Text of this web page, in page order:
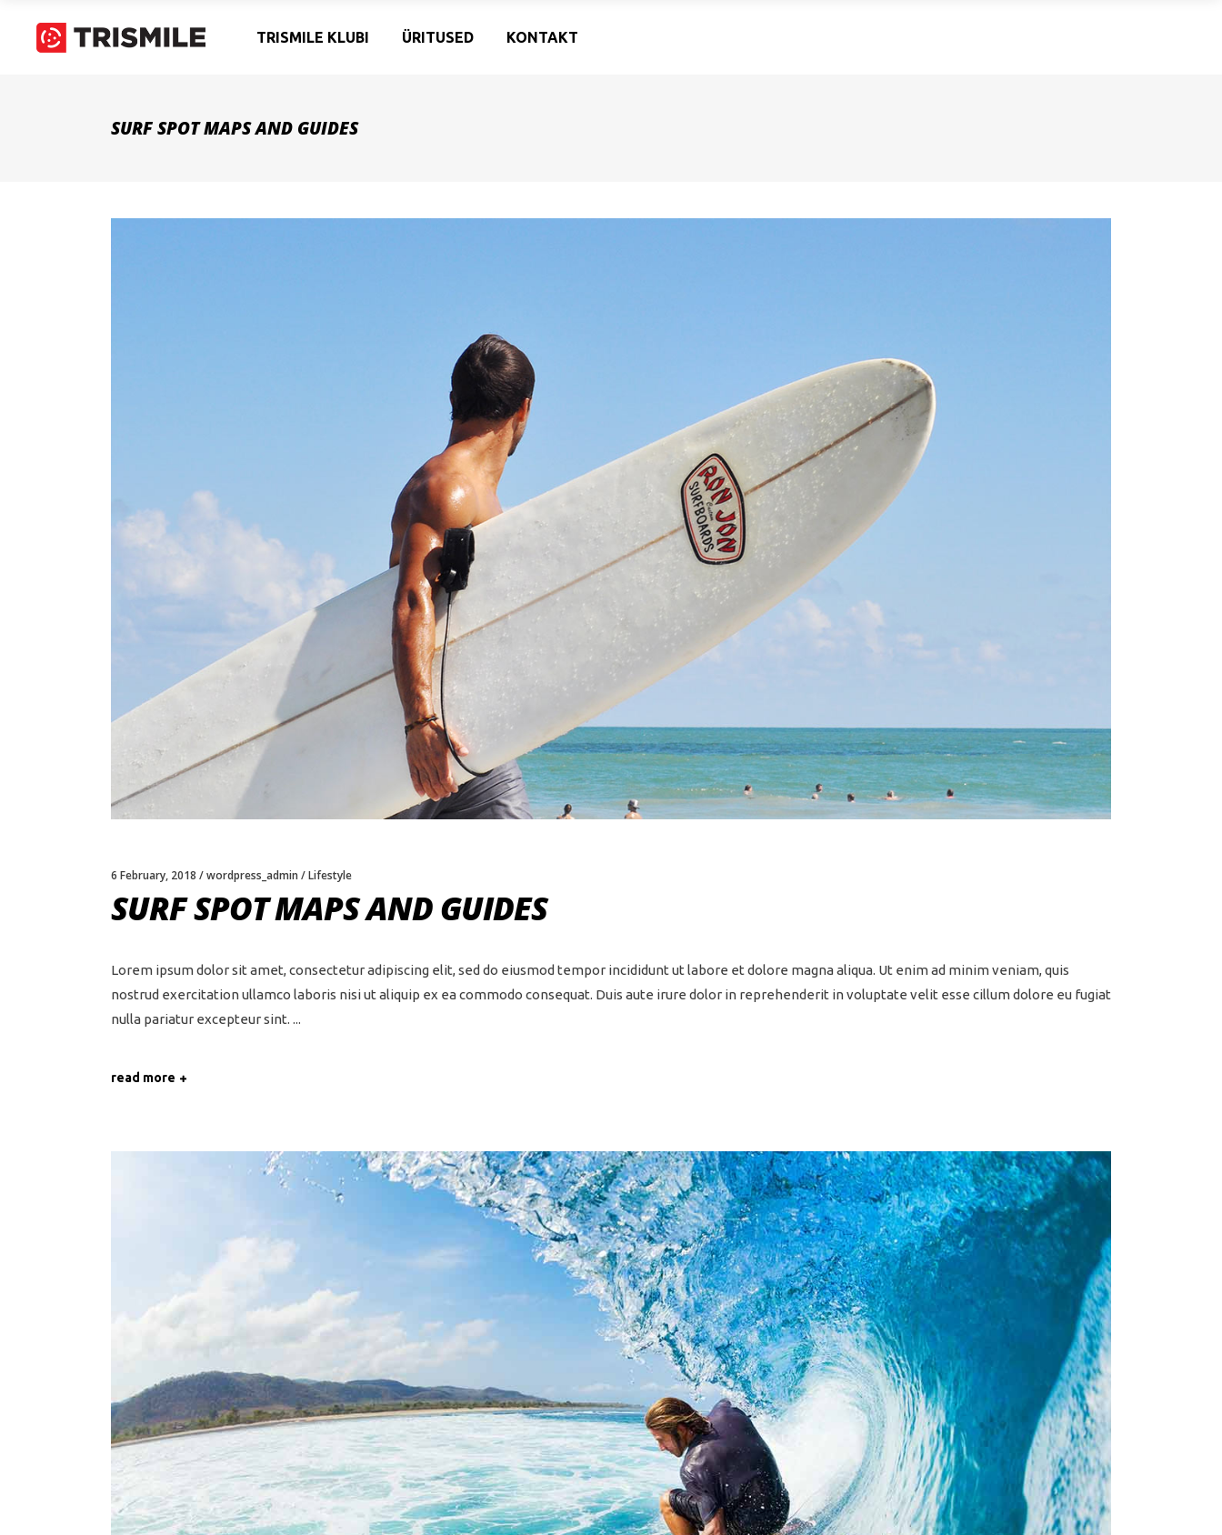
TRISMILE KLUBI ÜRITUSED KONTAKT
SURF SPOT MAPS AND GUIDES
6 February, 2018 wordpress_admin Lifestyle
SURF SPOT MAPS AND GUIDES
Lorem ipsum dolor sit amet, consectetur adipiscing elit, sed do eiusmod tempor incididunt ut labore et dolore magna aliqua. Ut enim ad minim veniam, quis
nostrud exercitation ullamco laboris nisi ut aliquip ex ea commodo consequat. Duis aute irure dolor in reprehenderit in voluptate velit esse cillum dolore eu fugiat
nulla pariatur excepteur sint.
read more